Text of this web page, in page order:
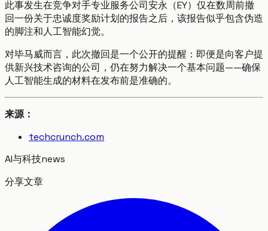
此事发生在竞争对手专业服务公司安永（EY）仅在数周前撤
回一份关于忠诚度奖励计划的报告之后，该报告似乎包含伪造
的脚注和人工智能幻觉。
对毕马威而言，此次撤回是一个公开的提醒：即便是向客户提
供新兴技术咨询的公司，仍在努力解决一个基本问题——确保
人工智能生成的材料在发布前是准确的。
来源：
techcrunch.com
AI与科技news
分享文章